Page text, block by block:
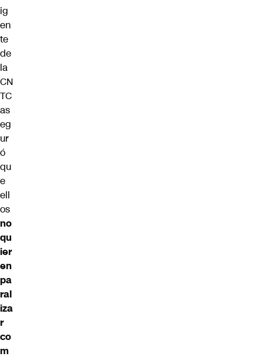
ig
en
te
de
la
CN
TC
as
eg
ur
ó
qu
e
ell
os
no
qu
ier
en
pa
ral
iza
r
co
m